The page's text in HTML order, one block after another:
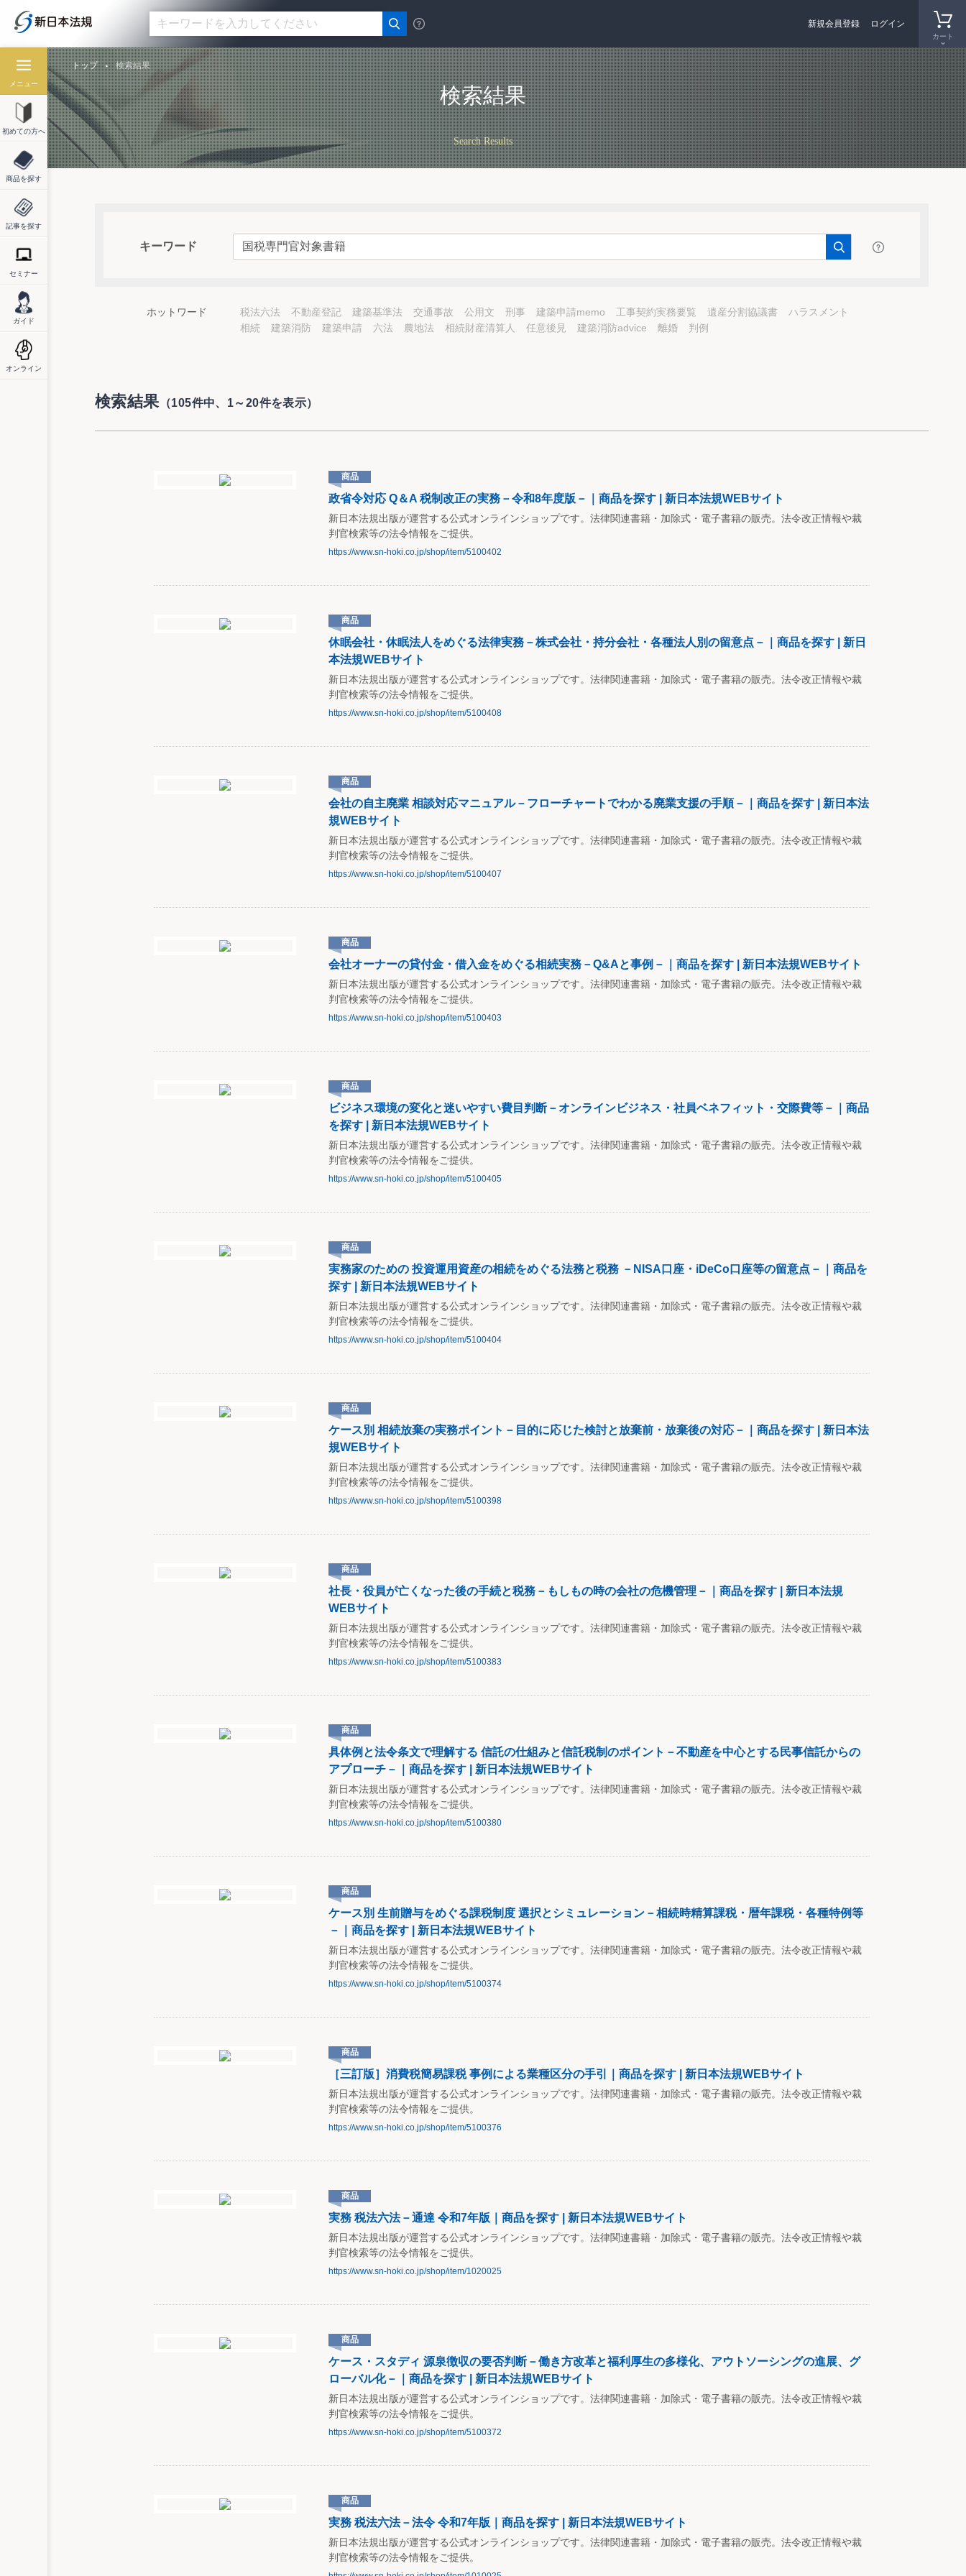
カート
新規会員登録 ログイン
メニュー
初めての方へ
商品を探す
記事を探す
セミナー
ガイド
オンライン
検索結果
Search Results
トップ 検索結果
キーワード
ホットワード 税法六法 不動産登記 建築基準法 交通事故 公用文 刑事 建築申請memo 工事契約実務要覧 遺産分割協議書
ハラスメント
相続
建築消防 建築申請 六法 農地法 相続財産清算人 任意後見 建築消防advice 離婚 判例
検索結果 （105件中、1～20件を表示）
商品
政省令対応 Q＆A 税制改正の実務－令和8年度版－｜商品を探す | 新日本法規WEBサイト
新日本法規出版が運営する公式オンラインショップです。法律関連書籍・加除式・電子書籍の販売。法令改正情報や裁
判官検索等の法令情報をご提供。
https://www.sn-hoki.co.jp/shop/item/5100402
商品
休眠会社・休眠法人をめぐる法律実務－株式会社・持分会社・各種法人別の留意点－｜商品を探す | 新日
本法規WEBサイト
新日本法規出版が運営する公式オンラインショップです。法律関連書籍・加除式・電子書籍の販売。法令改正情報や裁
判官検索等の法令情報をご提供。
https://www.sn-hoki.co.jp/shop/item/5100408
商品
会社の自主廃業 相談対応マニュアル－フローチャートでわかる廃業支援の手順－｜商品を探す | 新日本法
規WEBサイト
新日本法規出版が運営する公式オンラインショップです。法律関連書籍・加除式・電子書籍の販売。法令改正情報や裁
判官検索等の法令情報をご提供。
https://www.sn-hoki.co.jp/shop/item/5100407
商品
会社オーナーの貸付金・借入金をめぐる相続実務－Q&Aと事例－｜商品を探す | 新日本法規WEBサイト
新日本法規出版が運営する公式オンラインショップです。法律関連書籍・加除式・電子書籍の販売。法令改正情報や裁
判官検索等の法令情報をご提供。
https://www.sn-hoki.co.jp/shop/item/5100403
商品
ビジネス環境の変化と迷いやすい費目判断－オンラインビジネス・社員ベネフィット・交際費等－｜商品
を探す | 新日本法規WEBサイト
新日本法規出版が運営する公式オンラインショップです。法律関連書籍・加除式・電子書籍の販売。法令改正情報や裁
判官検索等の法令情報をご提供。
https://www.sn-hoki.co.jp/shop/item/5100405
商品
実務家のための 投資運用資産の相続をめぐる法務と税務 －NISA口座・iDeCo口座等の留意点－｜商品を
探す | 新日本法規WEBサイト
新日本法規出版が運営する公式オンラインショップです。法律関連書籍・加除式・電子書籍の販売。法令改正情報や裁
判官検索等の法令情報をご提供。
https://www.sn-hoki.co.jp/shop/item/5100404
商品
ケース別 相続放棄の実務ポイント－目的に応じた検討と放棄前・放棄後の対応－｜商品を探す | 新日本法
規WEBサイト
新日本法規出版が運営する公式オンラインショップです。法律関連書籍・加除式・電子書籍の販売。法令改正情報や裁
判官検索等の法令情報をご提供。
https://www.sn-hoki.co.jp/shop/item/5100398
商品
社長・役員が亡くなった後の手続と税務－もしもの時の会社の危機管理－｜商品を探す | 新日本法規
WEBサイト
新日本法規出版が運営する公式オンラインショップです。法律関連書籍・加除式・電子書籍の販売。法令改正情報や裁
判官検索等の法令情報をご提供。
https://www.sn-hoki.co.jp/shop/item/5100383
商品
具体例と法令条文で理解する 信託の仕組みと信託税制のポイント－不動産を中心とする民事信託からの
アプローチ－｜商品を探す | 新日本法規WEBサイト
新日本法規出版が運営する公式オンラインショップです。法律関連書籍・加除式・電子書籍の販売。法令改正情報や裁
判官検索等の法令情報をご提供。
https://www.sn-hoki.co.jp/shop/item/5100380
商品
ケース別 生前贈与をめぐる課税制度 選択とシミュレーション－相続時精算課税・暦年課税・各種特例等
－｜商品を探す | 新日本法規WEBサイト
新日本法規出版が運営する公式オンラインショップです。法律関連書籍・加除式・電子書籍の販売。法令改正情報や裁
判官検索等の法令情報をご提供。
https://www.sn-hoki.co.jp/shop/item/5100374
商品
［三訂版］消費税簡易課税 事例による業種区分の手引｜商品を探す | 新日本法規WEBサイト
新日本法規出版が運営する公式オンラインショップです。法律関連書籍・加除式・電子書籍の販売。法令改正情報や裁
判官検索等の法令情報をご提供。
https://www.sn-hoki.co.jp/shop/item/5100376
商品
実務 税法六法－通達 令和7年版｜商品を探す | 新日本法規WEBサイト
新日本法規出版が運営する公式オンラインショップです。法律関連書籍・加除式・電子書籍の販売。法令改正情報や裁
判官検索等の法令情報をご提供。
https://www.sn-hoki.co.jp/shop/item/1020025
商品
ケース・スタディ 源泉徴収の要否判断－働き方改革と福利厚生の多様化、アウトソーシングの進展、グ
ローバル化－｜商品を探す | 新日本法規WEBサイト
新日本法規出版が運営する公式オンラインショップです。法律関連書籍・加除式・電子書籍の販売。法令改正情報や裁
判官検索等の法令情報をご提供。
https://www.sn-hoki.co.jp/shop/item/5100372
商品
実務 税法六法－法令 令和7年版｜商品を探す | 新日本法規WEBサイト
新日本法規出版が運営する公式オンラインショップです。法律関連書籍・加除式・電子書籍の販売。法令改正情報や裁
判官検索等の法令情報をご提供。